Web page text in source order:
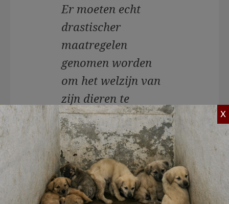
Er moeten echt
drastischer
maatregelen
genomen worden
om het welzijn van
zijn dieren te
waarborgen. Deze
man moet ver
gehouden worden
van dieren. En
andersom.”
X